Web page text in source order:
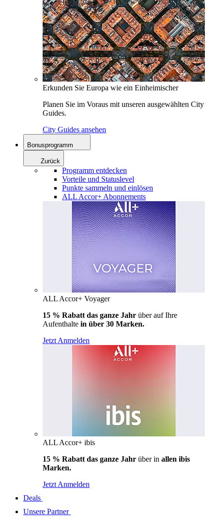
Erkunden Sie Europa wie ein Einheimischer
Planen Sie im Voraus mit unseren ausgewählten City
Guides.
City Guides ansehen
Bonusprogramm
Zurück
Programm entdecken
Vorteile und Statuslevel
Punkte sammeln und einlösen
ALL Accor+ Abonnements
ALL Accor+ Voyager
15 % Rabatt das ganze Jahr über auf Ihre
Aufenthalte in über 30 Marken.
Jetzt Anmelden
ALL Accor+ ibis
15 % Rabatt das ganze Jahr über in allen ibis
Marken.
Jetzt Anmelden
Deals
Unsere Partner